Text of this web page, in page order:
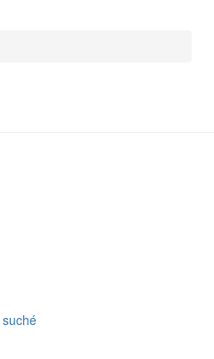
suché